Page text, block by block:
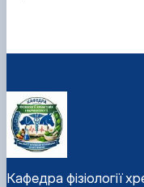
Кафедра фізіології